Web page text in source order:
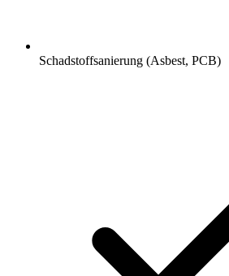
Schadstoffsanierung (Asbest, PCB)